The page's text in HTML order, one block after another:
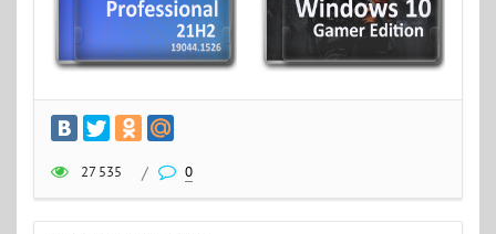
27 535 / 0